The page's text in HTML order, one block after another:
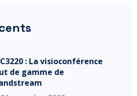
: La visioconférence
de gamme de